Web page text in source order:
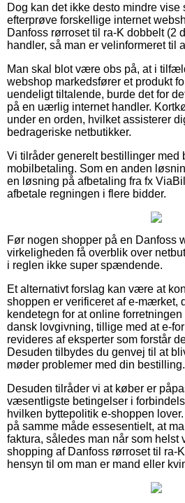
Dog kan det ikke desto mindre
efterprøve forskellige internet
Danfoss rørroset til ra-K dobbelt (2
handler, så man er velinformeret til
Man skal blot være obs på, at i
webshop markedsfører et produkt
uendeligt tiltalende, burde det for
på en uærlig internet handler.
under en orden, hvilket assisterer
bedrageriske netbutikker.
Vi tilråder generelt bestillinger med
mobilbetaling. Som en anden
en løsning på afbetaling fra fx
afbetale regningen i flere bidder.
Før nogen shopper på en Danfoss
virkeligheden få overblik over
i reglen ikke super spændende.
Et alternativt forslag kan være at
shoppen er verificeret af e-mærket,
kendetegn for at online
dansk lovgivning, tillige med at e-
revideres af eksperter som forstår
Desuden tilbydes du genvej til at
møder problemer med din bestilling.
Desuden tilråder vi at køber er
væsentligste betingelser i
hvilken byttepolitik e-shoppen
på samme måde essesentielt, at
faktura, således man når som helst
shopping af Danfoss rørroset til ra-
hensyn til om man er mand eller